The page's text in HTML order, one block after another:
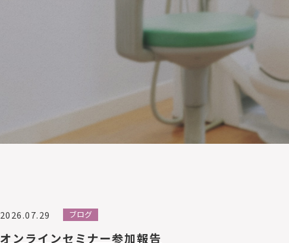
2026.07.29 ブログ
オンラインセミナー参加報告